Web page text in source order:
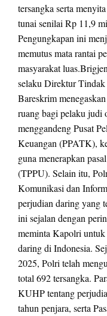
tersangka serta
tunai senilai Rp 11,9
Pengungkapan ini
memutus mata rantai
masyarakat
selaku Direktur
Bareskrim
ruang bagi pelaku judi
menggandeng Pusat
Keuangan (PPATK),
guna menerapkan
(TPPU). Selain itu,
Komunikasi dan
perjudian daring yang
ini sejalan dengan
meminta Kapolri
daring di Indonesia.
2025, Polri telah
total 692 tersangka.
KUHP tentang
tahun penjara, serta